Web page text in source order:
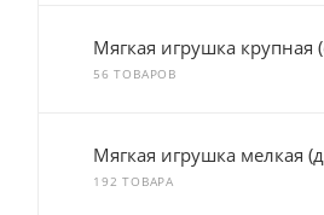
Мягкая игрушка крупная
56 ТОВАРОВ
Мягкая игрушка мелкая
192 ТОВАРА